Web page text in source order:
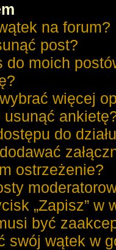
na forum?
post?
do moich
więcej
do
ostrzeżenie?
„Zapisz”
być
swój wątek w